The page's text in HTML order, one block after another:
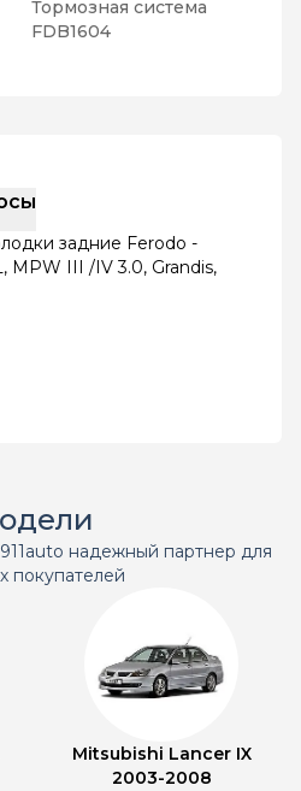
Тормозная система
FDB1604
задние Ferodo -
MPW III /IV 3.0, Grandis,
надежный партнер для
покупателей
Mitsubishi Lancer IX
2003-2008